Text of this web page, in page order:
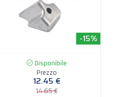
-15%
Disponibile
Prezzo
12.45 €
14.65 €